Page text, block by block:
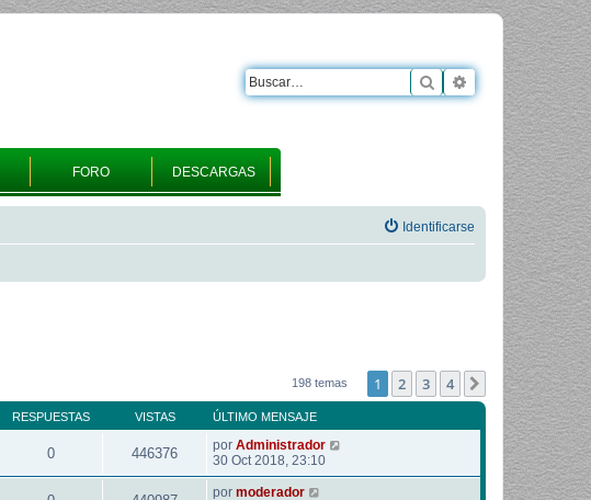
FORO DESCARGAS
Buscar Búsqueda
Identificarse
198 temas 1 2 3 4 Siguiente
RESPUESTAS VISTAS ÚLTIMO MENSAJE
0 446376 por Administrador
30 Oct 2018, 23:10
por moderador